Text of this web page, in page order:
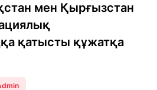
мен Қырғызстан
қатысты құжатқа